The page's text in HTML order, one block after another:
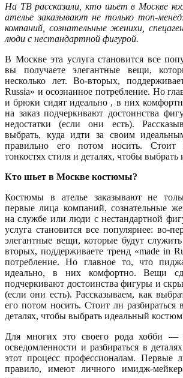
На ТВ рассказали, кто шьет в Москве
ателье заказывают не только топ-
компаний, сознательные женихи,
люди с нестандартной фигурой.
В Москве эта услуга становится все
вы получаете элегантные вещи,
несколько лет. Во-вторых,
Russia» и осознанное потребление. Но
и брюки сидят идеально , в них
на заказ подчеркивают достоинства
недостатки (если они есть).
выбрать, куда идти за своим
правильно его потом носить. Стоит
тонкостях стиля и деталях, чтобы
Кто шьет в Москве костюмы?
Костюмы в ателье заказывают не
первые лица компаний, сознательные
на службе или люди с нестандартной
услуга становится все популярнее: во-
элегантные вещи, которые будут
вторых, поддерживаете тренд «made in
потребление. Но главное то, что
идеально, в них комфортно. Вещи
подчеркивают достоинства фигуры и
(если они есть). Рассказываем, как
его потом носить. Стоит ли разбираться
деталях, чтобы выбрать идеальный
Для многих это своего рода хобби —
осведомленности и разбираться в
этот процесс профессионалам. Первые
правило, имеют личного имидж-